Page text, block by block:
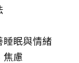
睡眠與情緒
焦慮